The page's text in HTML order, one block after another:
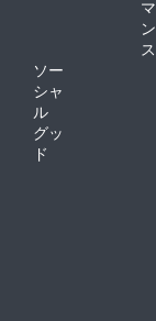
マ
ン
ス
ソー
シャ
ル
グッ
ド